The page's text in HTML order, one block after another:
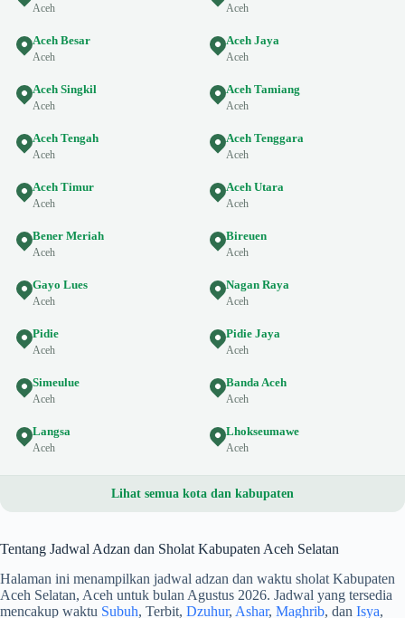
Aceh Aceh
Aceh Besar
Aceh
Aceh Jaya
Aceh
Aceh Singkil
Aceh
Aceh Tamiang
Aceh
Aceh Tengah
Aceh
Aceh Tenggara
Aceh
Aceh Timur
Aceh
Aceh Utara
Aceh
Bener Meriah
Aceh
Bireuen
Aceh
Gayo Lues
Aceh
Nagan Raya
Aceh
Pidie
Aceh
Pidie Jaya
Aceh
Simeulue
Aceh
Banda Aceh
Aceh
Langsa
Aceh
Lhokseumawe
Aceh
Lihat semua kota dan kabupaten
Tentang Jadwal Adzan dan Sholat Kabupaten Aceh Selatan
Halaman ini menampilkan jadwal adzan dan waktu sholat Kabupaten
Aceh Selatan, Aceh untuk bulan Agustus 2026. Jadwal yang tersedia
mencakup waktu Subuh, Terbit, Dzuhur, Ashar, Maghrib, dan Isya,